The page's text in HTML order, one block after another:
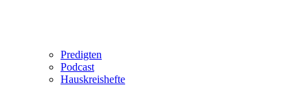
Predigten
Podcast
Hauskreishefte